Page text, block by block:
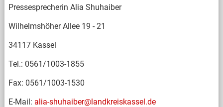
Pressesprecherin Alia Shuhaiber
Wilhelmshöher Allee 19 - 21
34117 Kassel
Tel.: 0561/1003-1855
Fax: 0561/1003-1530
E-Mail: alia-shuhaiber@landkreiskassel.de